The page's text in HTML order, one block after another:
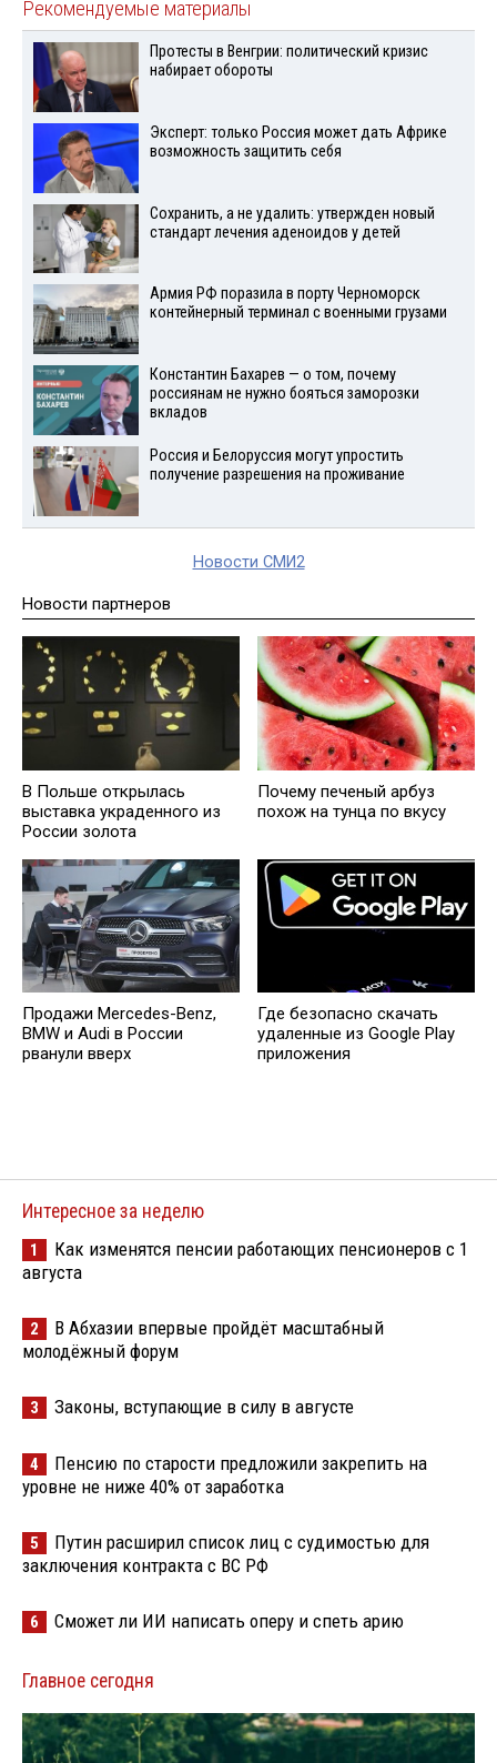
Рекомендуемые материалы
Протесты в Венгрии: политический кризис
набирает обороты
Эксперт: только Россия может дать Африке
возможность защитить себя
Сохранить, а не удалить: утвержден новый
стандарт лечения аденоидов у детей
Армия РФ поразила в порту Черноморск
контейнерный терминал с военными грузами
Константин Бахарев — о том, почему
россиянам не нужно бояться заморозки
вкладов
Россия и Белоруссия могут упростить
получение разрешения на проживание
Новости СМИ2
Новости партнеров
В Польше открылась
выставка украденного из
России золота
Почему печеный арбуз
похож на тунца по вкусу
Продажи Mercedes-Benz,
BMW и Audi в России
рванули вверх
Где безопасно скачать
удаленные из Google Play
приложения
Интересное за неделю
1
Как изменятся пенсии работающих пенсионеров с 1
августа
2
В Абхазии впервые пройдёт масштабный
молодёжный форум
3 Законы, вступающие в силу в августе
4
Пенсию по старости предложили закрепить на
уровне не ниже 40% от заработка
5
Путин расширил список лиц с судимостью для
заключения контракта с ВС РФ
6 Сможет ли ИИ написать оперу и спеть арию
Главное сегодня